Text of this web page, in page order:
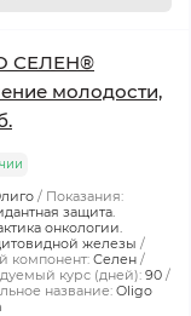
СЕЛЕН®
молодости,
Показания:
защита.
онкологии.
железы
компонент: Селен
курс (дней): 90
название: Oligo